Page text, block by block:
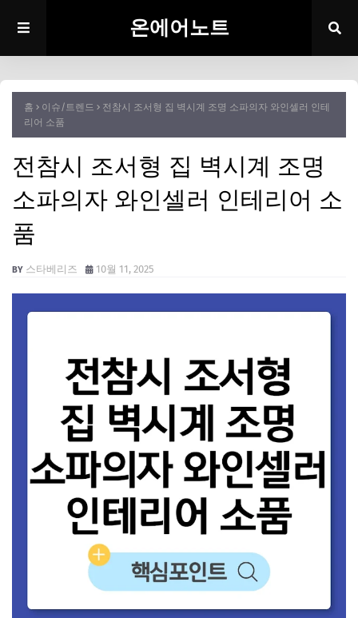
온에어노트
홈 이슈/트렌드
전참시 조서형 집 벽시계 조명 소파의자 와인셀러 인테
리어 소품
전참시 조서형 집 벽시계 조명
소파의자 와인셀러 인테리어 소
품
스타베리즈 10월 11, 2025